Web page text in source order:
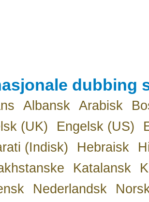
dubbing
Albansk Arabisk
(UK)
Engelsk (US)
(Indisk)
Hebraisk
Katalansk
Nederlandsk